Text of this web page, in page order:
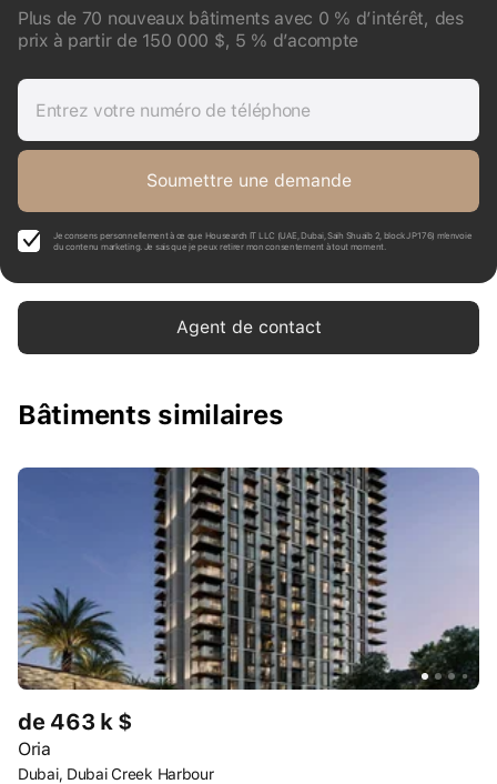
Plus de 70 nouveaux bâtiments avec 0 % d’intérêt, des
prix à partir de 150 000 $, 5 % d’acompte
Entrez votre numéro de téléphone
Soumettre une demande
Je consens personnellement à ce que Housearch IT LLC (UAE, Dubai, Saih Shuaib 2, block J P176) m’envoie
du contenu marketing. Je sais que je peux retirer mon consentement à tout moment.
Agent de contact
Bâtiments similaires
de 463 k $
Oria
Dubai, Dubai Creek Harbour